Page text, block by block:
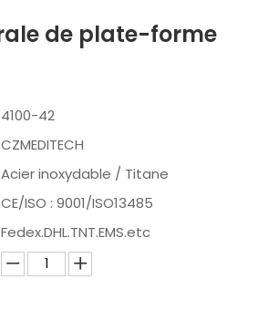
de plate-forme
4100-42
CZMEDITECH
Acier inoxydable / Titane
CE/ISO : 9001/ISO13485
Fedex.DHL.TNT.EMS.etc